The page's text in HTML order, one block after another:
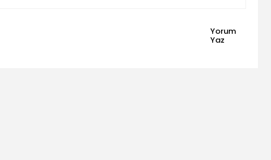
Yorum
Yaz